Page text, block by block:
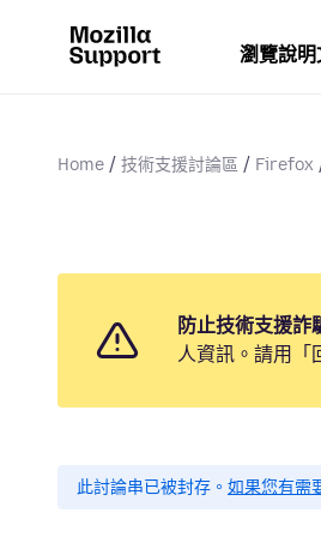
瀏覽說明
Home 技術支援討論區 Firefox
防止技術支援詐
人資訊。請用「
此討論串已被封存。 如果您有需